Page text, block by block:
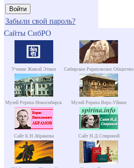
Забыли свой пароль?
Сайты СибРО
Учение Живой Этики Сибирское Рериховское Общество
Музей Рериха Новосибирск Музей Рериха Верх-Уймон
Сайт Б.Н.Абрамова Сайт Н.Д.Спириной